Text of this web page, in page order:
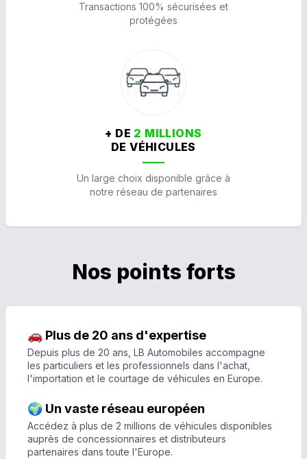
Transactions 100% sécurisées et
protégées
+ DE 2 MILLIONS
DE VÉHICULES
Un large choix disponible grâce à
notre réseau de partenaires
Nos points forts
🚗 Plus de 20 ans d'expertise
Depuis plus de 20 ans, LB Automobiles accompagne
les particuliers et les professionnels dans l'achat,
l'importation et le courtage de véhicules en Europe.
🌍 Un vaste réseau européen
Accédez à plus de 2 millions de véhicules disponibles
auprès de concessionnaires et distributeurs
partenaires dans toute l'Europe.